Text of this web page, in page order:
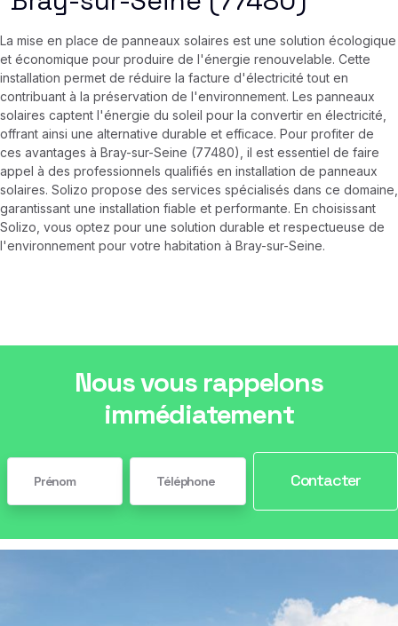
La mise en place de panneaux solaires est une solution écologique
et économique pour produire de l'énergie renouvelable. Cette
installation permet de réduire la facture d'électricité tout en
contribuant à la préservation de l'environnement. Les panneaux
solaires captent l'énergie du soleil pour la convertir en électricité,
offrant ainsi une alternative durable et efficace. Pour profiter de
ces avantages à Bray-sur-Seine (77480), il est essentiel de faire
appel à des professionnels qualifiés en installation de panneaux
solaires. Solizo propose des services spécialisés dans ce domaine,
garantissant une installation fiable et performante. En choisissant
Solizo, vous optez pour une solution durable et respectueuse de
l'environnement pour votre habitation à Bray-sur-Seine.
Nous vous rappelons
immédiatement
Contacter